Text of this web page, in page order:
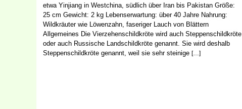
etwa Yinjiang in Westchina, südlich über Iran bis Pakistan Größe:
25 cm Gewicht: 2 kg Lebenserwartung: über 40 Jahre Nahrung:
Wildkräuter wie Löwenzahn, faseriger Lauch von Blättern
Allgemeines Die Vierzehenschildkröte wird auch Steppenschildkröte
oder auch Russische Landschildkröte genannt. Sie wird deshalb
Steppenschildkröte genannt, weil sie sehr steinige […]